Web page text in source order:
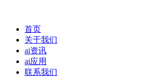
首页
关于我们
ai资讯
ai应用
联系我们